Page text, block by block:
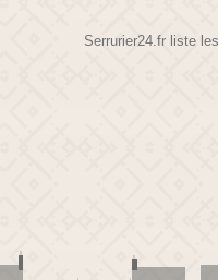
Serrurier24.fr liste